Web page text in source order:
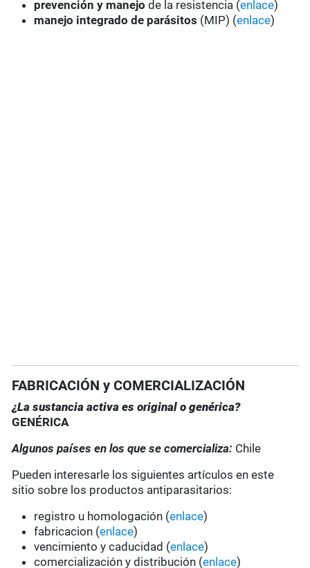
prevención y manejo de la resistencia (enlace)
manejo integrado de parásitos (MIP) (enlace)
FABRICACIÓN y COMERCIALIZACIÓN
¿La sustancia activa es original o genérica?
GENÉRICA
Algunos países en los que se comercializa: Chile
Pueden interesarle los siguientes artículos en este
sitio sobre los productos antiparasitarios:
registro u homologación (enlace)
fabricacion (enlace)
vencimiento y caducidad (enlace)
comercialización y distribución (enlace)